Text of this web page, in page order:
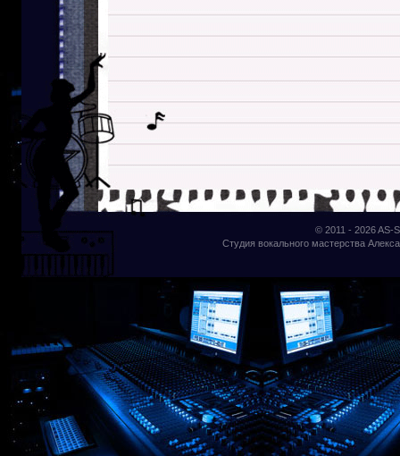
© 2011 - 2026AS-
Студия вокального мастерства